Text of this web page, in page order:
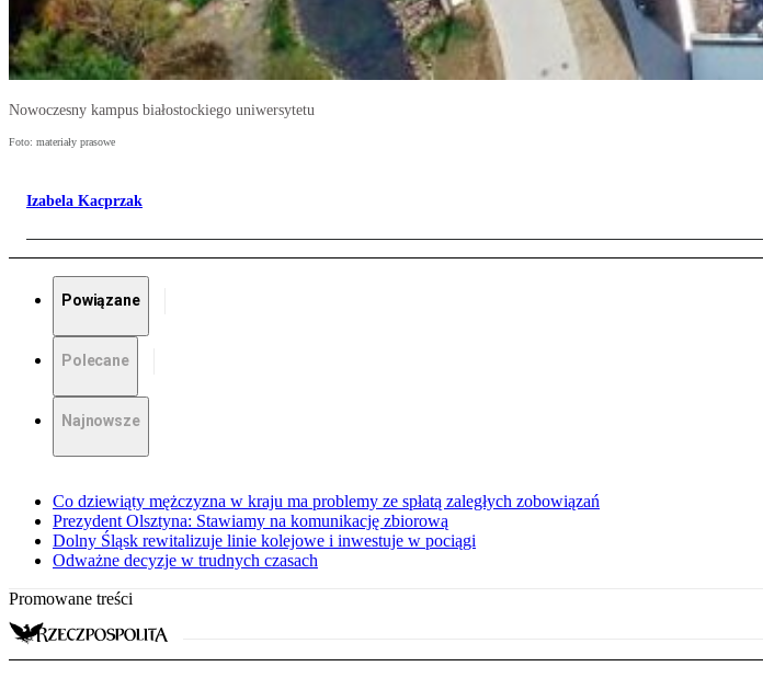
Nowoczesny kampus białostockiego uniwersytetu
Foto: materiały prasowe
Izabela Kacprzak
Powiązane
Polecane
Najnowsze
Co dziewiąty mężczyzna w kraju ma problemy ze spłatą zaległych zobowiązań
Prezydent Olsztyna: Stawiamy na komunikację zbiorową
Dolny Śląsk rewitalizuje linie kolejowe i inwestuje w pociągi
Odważne decyzje w trudnych czasach
Promowane treści